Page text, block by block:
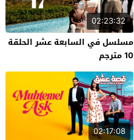
02:23:32
مسلسل في السابعة عشر الحلقة
10 مترجم
02:17:08